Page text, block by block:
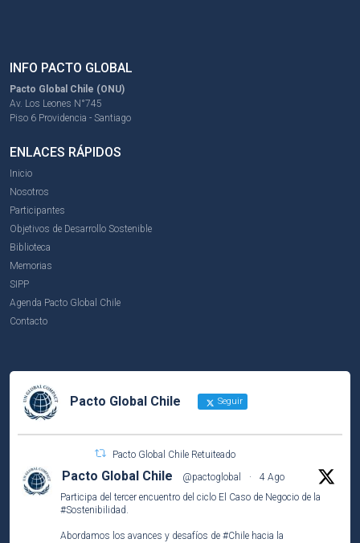
INFO PACTO GLOBAL
Pacto Global Chile (ONU)
Av. Los Leones N°745
Piso 6 Providencia - Santiago
ENLACES RÁPIDOS
Inicio
Nosotros
Participantes
Objetivos de Desarrollo Sostenible
Biblioteca
Memorias
SIPP
Agenda Pacto Global Chile
Contacto
Pacto Global Chile Seguir
Pacto Global Chile Retuiteado
Pacto Global Chile @pactoglobal ·
4 Ago
Participa del tercer encuentro del ciclo El Caso de Negocio de la
#Sostenibilidad
Abordamos los avances y desafíos de #Chile hacia la